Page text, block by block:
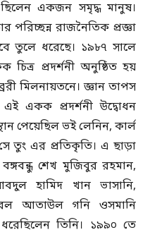
একজন সমৃদ্ধ মানুষ।
পরিচ্ছন্ন রাজনৈতিক প্রজ্ঞা
তুলে ধরেছে। ১৯৮৭ সালে
প্রদর্শনী অনুষ্ঠিত হয়
মিলনায়তনে। জ্ঞান তাপস
একক প্রদর্শনী উদ্বোধন
পেয়েছিল ভই লেনিন, কার্ল
তুং এর প্রতিকৃতি। এ ছাড়া
শেখ মুজিবুর রহমান,
হামিদ খান ভাসানি,
আতাউল গনি ওসমানি
তিনি। ১৯৯০ তে